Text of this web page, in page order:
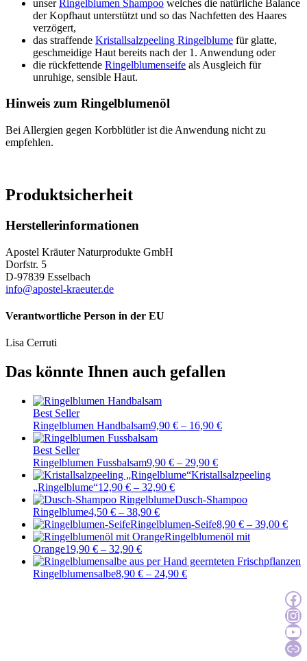
unserRingelblumen Shampoo welches die natürliche Balance
der Kopfhaut unterstützt und so das Nachfetten des Haares
verzögert,
das straffende Kristallsalzpeeling Ringelblume für glatte,
geschmeidige Haut bereits nach der 1. Anwendung oder
die rückfettende Ringelblumenseife als Ausgleich für
unruhige, sensible Haut.
Hinweis zum Ringelblumenöl
Bei Allergien gegen Korbblütler ist die Anwendung nicht zu
empfehlen.
Produktsicherheit
Herstellerinformationen
Apostel Kräuter Naturprodukte GmbH
Dorfstr. 5
D-97839 Esselbach
info@apostel-kraeuter.de
Verantwortliche Person in der EU
Lisa Cerruti
Das könnte Ihnen auch gefallen
Best Seller
Ringelblumen Handbalsam9,90 € – 16,90 €
Best Seller
Ringelblumen Fussbalsam9,90 € – 29,90 €
Kristallsalzpeeling
„Ringelblume“12,90 € – 32,90 €
Dusch-Shampoo
Ringelblume4,50 € – 38,90 €
Ringelblumen-Seife8,90 € – 39,00 €
Ringelblumenöl mit
Orange19,90 € – 32,90 €
Ringelblumensalbe8,90 € – 24,90 €
Zur
Zur
Zum